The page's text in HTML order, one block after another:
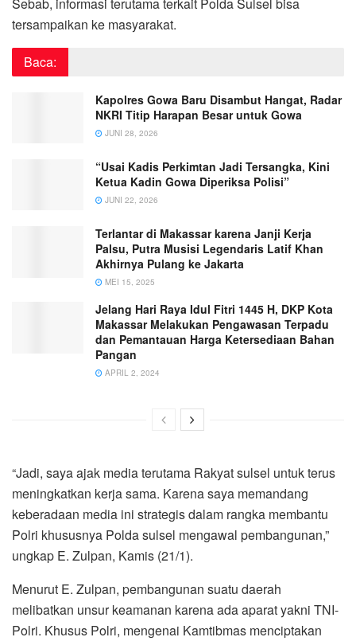
tersampaikan ke masyarakat.
Baca:
Kapolres Gowa Baru Disambut Hangat, Radar
NKRI Titip Harapan Besar untuk Gowa
JUNI 28, 2026
“Usai Kadis Perkimtan Jadi Tersangka, Kini
Ketua Kadin Gowa Diperiksa Polisi”
JUNI 22, 2026
Terlantar di Makassar karena Janji Kerja
Palsu, Putra Musisi Legendaris Latif Khan
Akhirnya Pulang ke Jakarta
MEI 15, 2025
Jelang Hari Raya Idul Fitri 1445 H, DKP Kota
Makassar Melakukan Pengawasan Terpadu
dan Pemantauan Harga Ketersediaan Bahan
Pangan
APRIL 2, 2024
“Jadi, saya ajak media terutama Rakyat sulsel untuk terus
meningkatkan kerja sama. Karena saya memandang
keberadaan media ini strategis dalam rangka membantu
Polri khususnya Polda sulsel mengawal pembangunan,”
ungkap E. Zulpan, Kamis (21/1).
Menurut E. Zulpan, pembangunan suatu daerah
melibatkan unsur keamanan karena ada aparat yakni TNI-
Polri. Khusus Polri, mengenai Kamtibmas menciptakan